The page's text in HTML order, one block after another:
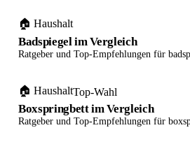
🏠 Haushalt
Badspiegel im Vergleich
Ratgeber und Top-Empfehlungen für
🏠 HaushaltTop-Wahl
Boxspringbett im Vergleich
Ratgeber und Top-Empfehlungen für